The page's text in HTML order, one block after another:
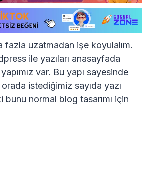
fazla uzatmadan işe koyulalım.
ile yazıları anasayfada
var. Bu yapı sayesinde
istediğimiz sayıda yazı
normal blog tasarımı için